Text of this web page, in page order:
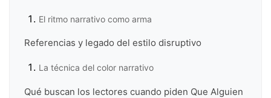
El ritmo narrativo como arma
Referencias y legado del estilo disruptivo
La técnica del color narrativo
Qué buscan los lectores cuando piden Que Alguien